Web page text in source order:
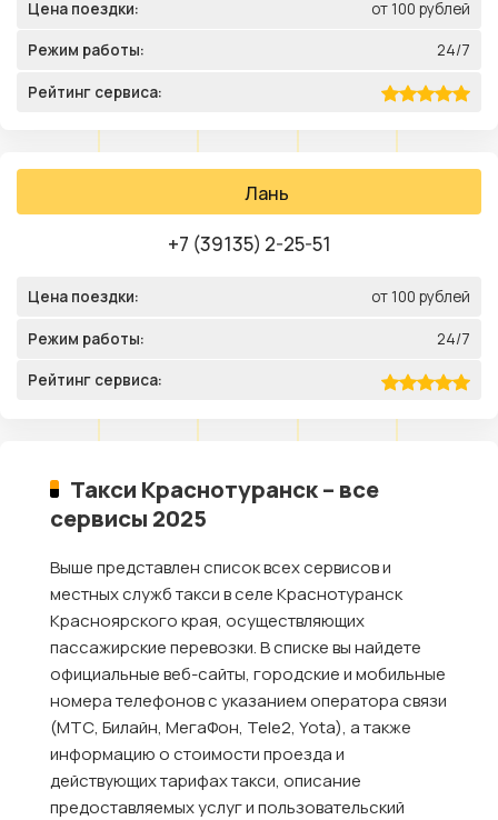
Цена поездки: от 100 рублей
Режим работы: 24/7
Рейтинг сервиса:
Лань
+7 (39135) 2-25-51
Цена поездки: от 100 рублей
Режим работы: 24/7
Рейтинг сервиса:
Такси Краснотуранск – все
сервисы 2025
Выше представлен список всех сервисов и
местных служб такси в селе Краснотуранск
Красноярского края, осуществляющих
пассажирские перевозки. В списке вы найдете
официальные веб-сайты, городские и мобильные
номера телефонов с указанием оператора связи
(МТС, Билайн, МегаФон, Tele2, Yota), а также
информацию о стоимости проезда и
действующих тарифах такси, описание
предоставляемых услуг и пользовательский